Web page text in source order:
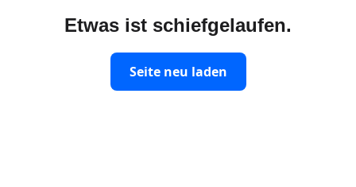
Etwas ist schiefgelaufen.
Seite neu laden